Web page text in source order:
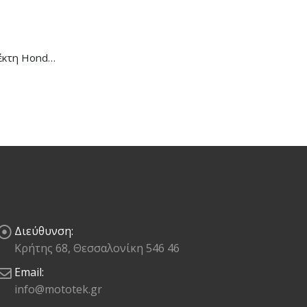
Μανέτα Συμπλέκτη Honda CB/CBR-650R
Διεύθυνση:
Κρήτης 68, Θεσσαλονίκη 546 46
Email:
info@mototek.gr